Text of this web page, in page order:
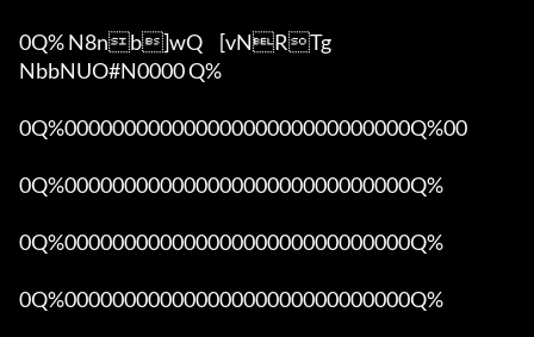
0Q% N8nb]wQ	[vNRTg
NbbNUO#N0000 Q%
0Q%00000000000000000000000000000Q%00
0Q%00000000000000000000000000000Q%
0Q%00000000000000000000000000000Q%
0Q%00000000000000000000000000000Q%